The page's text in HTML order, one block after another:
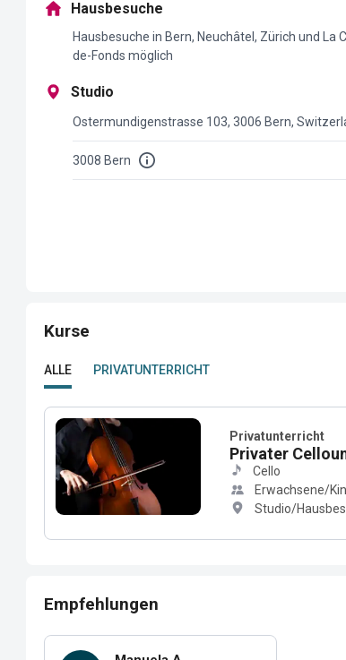
Hausbesuche
Hausbesuche in Bern, Neuchâtel, Zürich und La
de-Fonds möglich
Studio
Ostermundigenstrasse 103, 3006 Bern,
3008 Bern
Kurse
ALLE PRIVATUNTERRICHT
Privatunterricht
Privater
Cello
Erwachsene/
Studio/
Empfehlungen